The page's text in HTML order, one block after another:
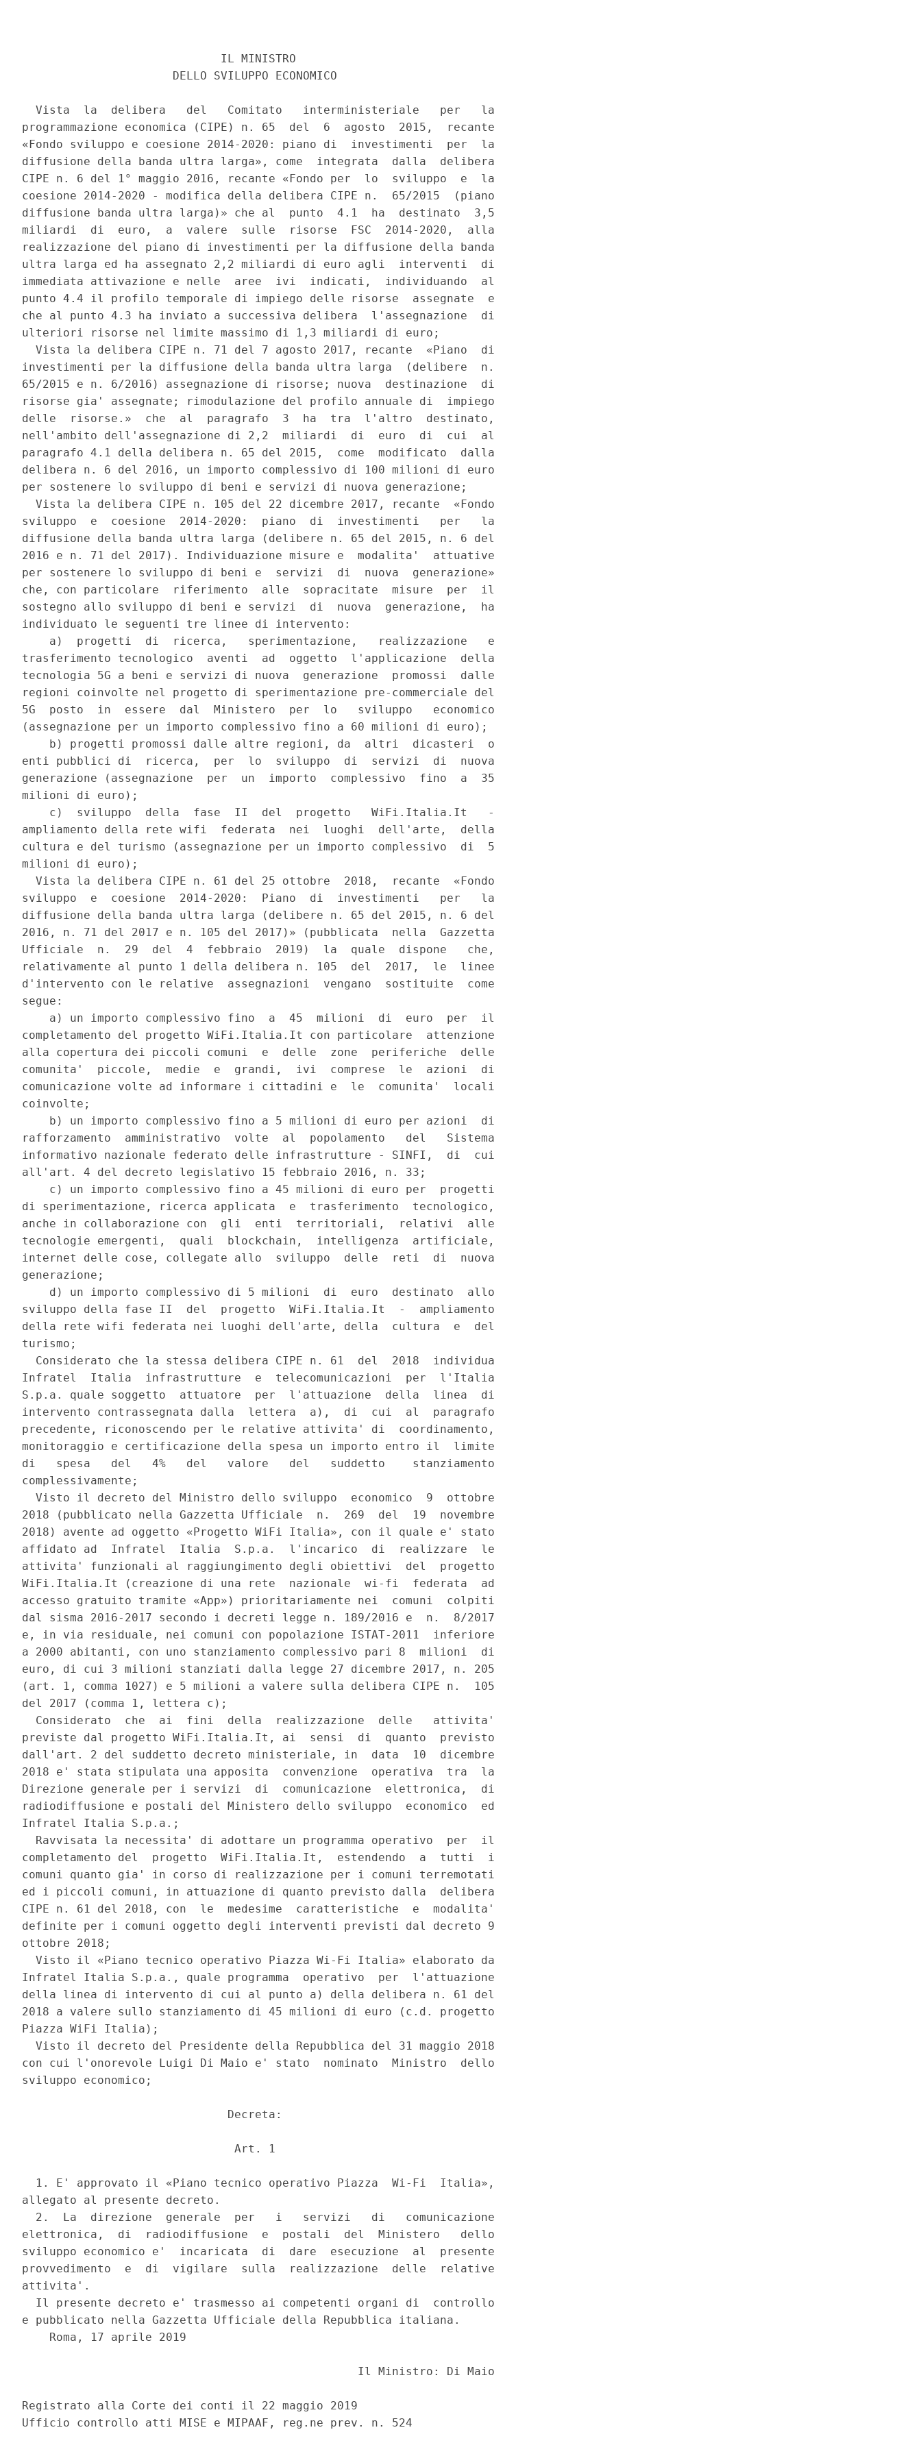
                             IL MINISTRO
                      DELLO SVILUPPO ECONOMICO
  Vista  la  delibera   del   Comitato   interministeriale   per   la
programmazione economica (CIPE) n. 65  del  6  agosto  2015,  recante
«Fondo sviluppo e coesione 2014-2020: piano di  investimenti  per  la
diffusione della banda ultra larga», come  integrata  dalla  delibera
CIPE n. 6 del 1° maggio 2016, recante «Fondo per  lo  sviluppo  e  la
coesione 2014-2020 - modifica della delibera CIPE n.  65/2015  (piano
diffusione banda ultra larga)» che al  punto  4.1  ha  destinato  3,5
miliardi  di  euro,  a  valere  sulle  risorse  FSC  2014-2020,  alla
realizzazione del piano di investimenti per la diffusione della banda
ultra larga ed ha assegnato 2,2 miliardi di euro agli  interventi  di
immediata attivazione e nelle  aree  ivi  indicati,  individuando  al
punto 4.4 il profilo temporale di impiego delle risorse  assegnate  e
che al punto 4.3 ha inviato a successiva delibera  l'assegnazione  di
ulteriori risorse nel limite massimo di 1,3 miliardi di euro;
  Vista la delibera CIPE n. 71 del 7 agosto 2017, recante  «Piano  di
investimenti per la diffusione della banda ultra larga  (delibere  n.
65/2015 e n. 6/2016) assegnazione di risorse; nuova  destinazione  di
risorse gia' assegnate; rimodulazione del profilo annuale di  impiego
delle  risorse.»  che  al  paragrafo  3  ha  tra  l'altro  destinato,
nell'ambito dell'assegnazione di 2,2  miliardi  di  euro  di  cui  al
paragrafo 4.1 della delibera n. 65 del 2015,  come  modificato  dalla
delibera n. 6 del 2016, un importo complessivo di 100 milioni di euro
per sostenere lo sviluppo di beni e servizi di nuova generazione;
  Vista la delibera CIPE n. 105 del 22 dicembre 2017, recante  «Fondo
sviluppo  e  coesione  2014-2020:  piano  di  investimenti   per   la
diffusione della banda ultra larga (delibere n. 65 del 2015, n. 6 del
2016 e n. 71 del 2017). Individuazione misure e  modalita'  attuative
per sostenere lo sviluppo di beni e  servizi  di  nuova  generazione»
che, con particolare  riferimento  alle  sopracitate  misure  per  il
sostegno allo sviluppo di beni e servizi  di  nuova  generazione,  ha
individuato le seguenti tre linee di intervento:
    a)  progetti  di  ricerca,   sperimentazione,   realizzazione   e
trasferimento tecnologico  aventi  ad  oggetto  l'applicazione  della
tecnologia 5G a beni e servizi di nuova  generazione  promossi  dalle
regioni coinvolte nel progetto di sperimentazione pre-commerciale del
5G  posto  in  essere  dal  Ministero  per  lo   sviluppo   economico
(assegnazione per un importo complessivo fino a 60 milioni di euro);
    b) progetti promossi dalle altre regioni, da  altri  dicasteri  o
enti pubblici di  ricerca,  per  lo  sviluppo  di  servizi  di  nuova
generazione (assegnazione  per  un  importo  complessivo  fino  a  35
milioni di euro);
    c)  sviluppo  della  fase  II  del  progetto   WiFi.Italia.It   -
ampliamento della rete wifi  federata  nei  luoghi  dell'arte,  della
cultura e del turismo (assegnazione per un importo complessivo  di  5
milioni di euro);
  Vista la delibera CIPE n. 61 del 25 ottobre  2018,  recante  «Fondo
sviluppo  e  coesione  2014-2020:  Piano  di  investimenti   per   la
diffusione della banda ultra larga (delibere n. 65 del 2015, n. 6 del
2016, n. 71 del 2017 e n. 105 del 2017)» (pubblicata  nella  Gazzetta
Ufficiale  n.  29  del  4  febbraio  2019)  la  quale  dispone   che,
relativamente al punto 1 della delibera n. 105  del  2017,  le  linee
d'intervento con le relative  assegnazioni  vengano  sostituite  come
segue:
    a) un importo complessivo fino  a  45  milioni  di  euro  per  il
completamento del progetto WiFi.Italia.It con particolare  attenzione
alla copertura dei piccoli comuni  e  delle  zone  periferiche  delle
comunita'  piccole,  medie  e  grandi,  ivi  comprese  le  azioni  di
comunicazione volte ad informare i cittadini e  le  comunita'  locali
coinvolte;
    b) un importo complessivo fino a 5 milioni di euro per azioni  di
rafforzamento  amministrativo  volte  al  popolamento   del   Sistema
informativo nazionale federato delle infrastrutture - SINFI,  di  cui
all'art. 4 del decreto legislativo 15 febbraio 2016, n. 33;
    c) un importo complessivo fino a 45 milioni di euro per  progetti
di sperimentazione, ricerca applicata  e  trasferimento  tecnologico,
anche in collaborazione con  gli  enti  territoriali,  relativi  alle
tecnologie emergenti,  quali  blockchain,  intelligenza  artificiale,
internet delle cose, collegate allo  sviluppo  delle  reti  di  nuova
generazione;
    d) un importo complessivo di 5 milioni  di  euro  destinato  allo
sviluppo della fase II  del  progetto  WiFi.Italia.It  -  ampliamento
della rete wifi federata nei luoghi dell'arte, della  cultura  e  del
turismo;
  Considerato che la stessa delibera CIPE n. 61  del  2018  individua
Infratel  Italia  infrastrutture  e  telecomunicazioni  per  l'Italia
S.p.a. quale soggetto  attuatore  per  l'attuazione  della  linea  di
intervento contrassegnata dalla  lettera  a),  di  cui  al  paragrafo
precedente, riconoscendo per le relative attivita' di  coordinamento,
monitoraggio e certificazione della spesa un importo entro il  limite
di   spesa   del   4%   del   valore   del   suddetto    stanziamento
complessivamente;
  Visto il decreto del Ministro dello sviluppo  economico  9  ottobre
2018 (pubblicato nella Gazzetta Ufficiale  n.  269  del  19  novembre
2018) avente ad oggetto «Progetto WiFi Italia», con il quale e' stato
affidato ad  Infratel  Italia  S.p.a.  l'incarico  di  realizzare  le
attivita' funzionali al raggiungimento degli obiettivi  del  progetto
WiFi.Italia.It (creazione di una rete  nazionale  wi-fi  federata  ad
accesso gratuito tramite «App») prioritariamente nei  comuni  colpiti
dal sisma 2016-2017 secondo i decreti legge n. 189/2016 e  n.  8/2017
e, in via residuale, nei comuni con popolazione ISTAT-2011  inferiore
a 2000 abitanti, con uno stanziamento complessivo pari 8  milioni  di
euro, di cui 3 milioni stanziati dalla legge 27 dicembre 2017, n. 205
(art. 1, comma 1027) e 5 milioni a valere sulla delibera CIPE n.  105
del 2017 (comma 1, lettera c);
  Considerato  che  ai  fini  della  realizzazione  delle   attivita'
previste dal progetto WiFi.Italia.It, ai  sensi  di  quanto  previsto
dall'art. 2 del suddetto decreto ministeriale, in  data  10  dicembre
2018 e' stata stipulata una apposita  convenzione  operativa  tra  la
Direzione generale per i servizi  di  comunicazione  elettronica,  di
radiodiffusione e postali del Ministero dello sviluppo  economico  ed
Infratel Italia S.p.a.;
  Ravvisata la necessita' di adottare un programma operativo  per  il
completamento del  progetto  WiFi.Italia.It,  estendendo  a  tutti  i
comuni quanto gia' in corso di realizzazione per i comuni terremotati
ed i piccoli comuni, in attuazione di quanto previsto dalla  delibera
CIPE n. 61 del 2018, con  le  medesime  caratteristiche  e  modalita'
definite per i comuni oggetto degli interventi previsti dal decreto 9
ottobre 2018;
  Visto il «Piano tecnico operativo Piazza Wi-Fi Italia» elaborato da
Infratel Italia S.p.a., quale programma  operativo  per  l'attuazione
della linea di intervento di cui al punto a) della delibera n. 61 del
2018 a valere sullo stanziamento di 45 milioni di euro (c.d. progetto
Piazza WiFi Italia);
  Visto il decreto del Presidente della Repubblica del 31 maggio 2018
con cui l'onorevole Luigi Di Maio e' stato  nominato  Ministro  dello
sviluppo economico;
                              Decreta:
                               Art. 1
  1. E' approvato il «Piano tecnico operativo Piazza  Wi-Fi  Italia»,
allegato al presente decreto.
  2.  La  direzione  generale  per   i   servizi   di   comunicazione
elettronica,  di  radiodiffusione  e  postali  del  Ministero   dello
sviluppo economico e'  incaricata  di  dare  esecuzione  al  presente
provvedimento  e  di  vigilare  sulla  realizzazione  delle  relative
attivita'.
  Il presente decreto e' trasmesso ai competenti organi di  controllo
e pubblicato nella Gazzetta Ufficiale della Repubblica italiana.
    Roma, 17 aprile 2019
                                                 Il Ministro: Di Maio
Registrato alla Corte dei conti il 22 maggio 2019
Ufficio controllo atti MISE e MIPAAF, reg.ne prev. n. 524